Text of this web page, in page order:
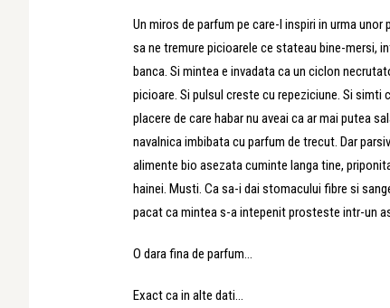
Un miros de parfum pe care-l inspiri in urma
sa ne tremure picioarele ce stateau bine-mersi,
banca. Si mintea e invadata ca un ciclon
picioare. Si pulsul creste cu repeziciune. Si simti
placere de care habar nu aveai ca ar mai putea
navalnica imbibata cu parfum de trecut. Dar
alimente bio asezata cuminte langa tine,
hainei. Musti. Ca sa-i dai stomacului fibre si
pacat ca mintea s-a intepenit prosteste intr-un
O dara fina de parfum…
Exact ca in alte dati…